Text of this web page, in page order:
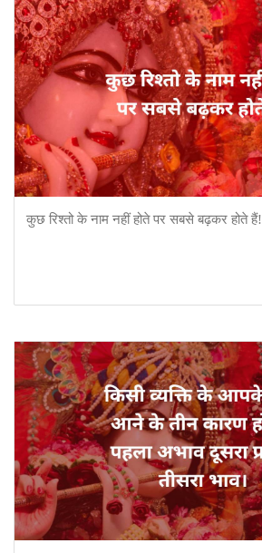
कुछ रिश्तो के नाम नहीं होते पर सबसे बढ़कर होते हैं!